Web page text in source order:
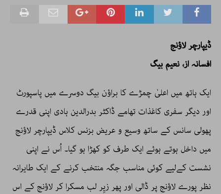
ڈیپارچر لاؤنج
افسانہ از، نعیم بیگ
ایک ہاتھ میں اعلیٰ چمڑے کا براؤن بیگ دوسرے میں پاسپورٹ
اور دیگر سفری کاغذات تھامے ڈاکٹر بدرالدین ہادی اپنی قدرے
پھولی سانس کے ساتھ وسیع و عریض بزنس کلاس ڈیپارچر لاؤنج
میں داخل ہوتے ہوئے ایک طرف کو کھڑا ہو گیا۔ اُس نے اپنی
نشست کےلیے کوئی مناسب جگہ منتخب کرنے کے ایک طایرانہ
نظر پورے لاؤنج پر ڈالی اور پھر زیِر لب مسکرا کر لاؤنج کے اس